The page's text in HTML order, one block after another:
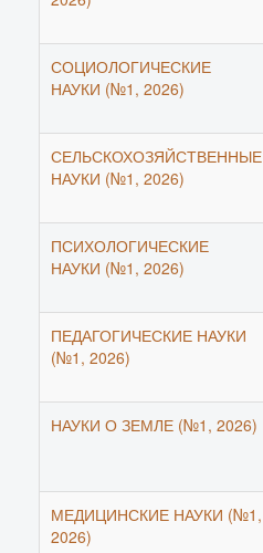
СОЦИОЛОГИЧЕСКИЕ
НАУКИ (№1, 2026)
СЕЛЬСКОХОЗЯЙСТВЕННЫЕ
НАУКИ (№1, 2026)
ПСИХОЛОГИЧЕСКИЕ
НАУКИ (№1, 2026)
ПЕДАГОГИЧЕСКИЕ НАУКИ
(№1, 2026)
НАУКИ О ЗЕМЛЕ (№1, 2026)
МЕДИЦИНСКИЕ НАУКИ (№1,
2026)